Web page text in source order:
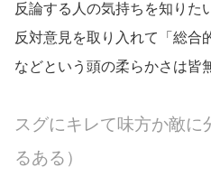
反論する人の気持ちを知りた
反対意見を取り入れて「総合
などという頭の柔らかさは皆
スグにキレて味方か敵に
るある）